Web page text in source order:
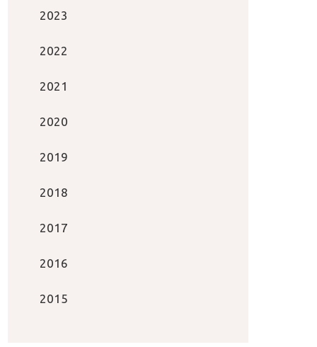
2023
2022
2021
2020
2019
2018
2017
2016
2015